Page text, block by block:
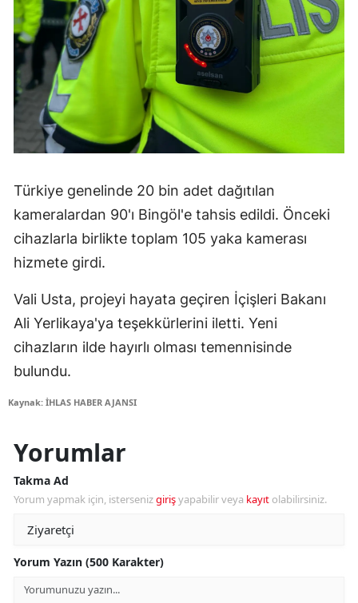
Türkiye genelinde 20 bin adet dağıtılan
kameralardan 90'ı Bingöl'e tahsis edildi. Önceki
cihazlarla birlikte toplam 105 yaka kamerası
hizmete girdi.
Vali Usta, projeyi hayata geçiren İçişleri Bakanı
Ali Yerlikaya'ya teşekkürlerini iletti. Yeni
cihazların ilde hayırlı olması temennisinde
bulundu.
Kaynak: İHLAS HABER AJANSI
Yorumlar
Takma Ad
Yorum yapmak için, istersenizgirişyapabilir veya kayıt olabilirsiniz.
Yorum Yazın (500 Karakter)